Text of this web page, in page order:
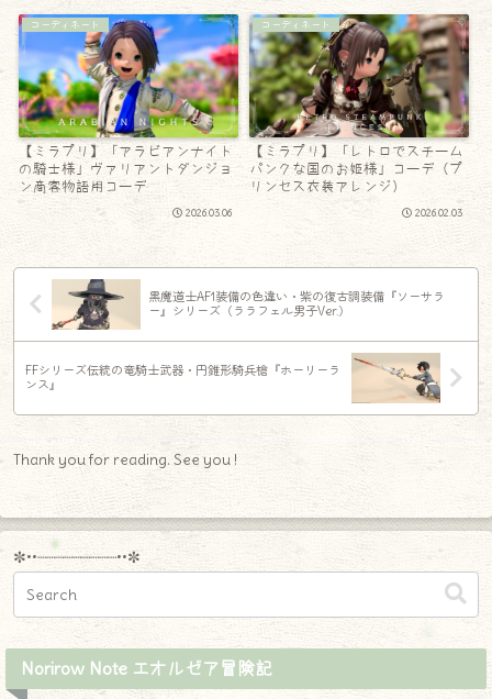
コーディネート
【ミラプリ】「アラビアンナイト
の騎士様」ヴァリアントダンジョ
ン商客物語用コーデ
2026.03.06
コーディネート
【ミラプリ】「レトロでスチーム
パンクな国のお姫様」コーデ（プ
リンセス衣装アレンジ）
2026.02.03
黒魔道士AF1装備の色違い・紫の復古調装備『ソーサラ
ー』シリーズ（ララフェル男子Ver.）
FFシリーズ伝統の竜騎士武器・円錐形騎兵槍『ホーリーラ
ンス』
Thank you for reading. See you !
✼••┈┈┈┈┈┈┈┈┈••✼
Norirow Note エオルゼア冒険記